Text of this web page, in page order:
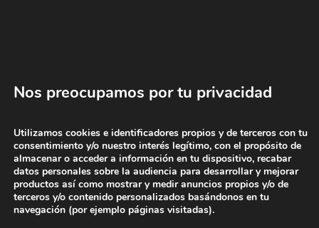
La función del radiador es evitar que se produzcan
calentamientos en el motor y así este trabaje a la
temperatura óptima para su buen funcionamiento.
Por lo tanto el buen funcionamiento del radiador es
Nos preocupamos por tu privacidad
Utilizamos cookies e identificadores propios y de terceros con tu
consentimiento y/o nuestro interés legítimo, con el propósito de
almacenar o acceder a información en tu dispositivo, recabar
datos personales sobre la audiencia para desarrollar y mejorar
productos así como mostrar y medir anuncios propios y/o de
terceros y/o contenido personalizados basándonos en tu
navegación (por ejemplo páginas visitadas).